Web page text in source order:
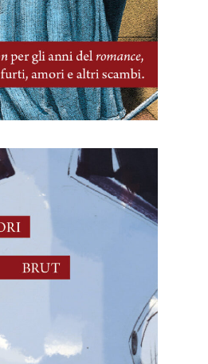
4 Maggio, 2026